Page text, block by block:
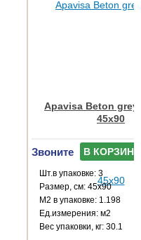
Apavisa Beton
45x90
Звоните В КОРЗИНУ
Шт.в упаковке: 3
Размер, см: 45x90
М2 в упаковке: 1.198
Ед.измерения: м2
Веc упаковки, кг: 30.1